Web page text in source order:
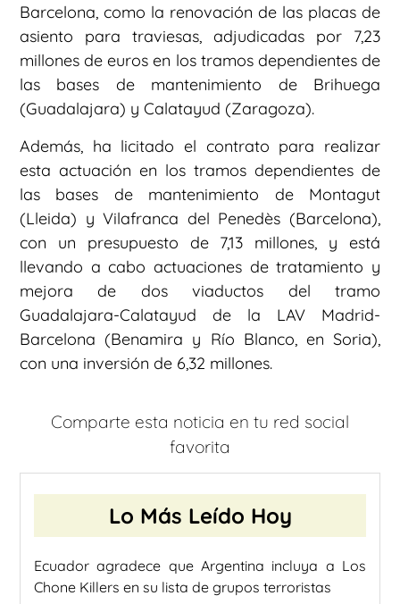
Barcelona, como la renovación de las placas de
asiento para traviesas, adjudicadas por 7,23
millones de euros en los tramos dependientes de
las bases de mantenimiento de Brihuega
(Guadalajara) y Calatayud (Zaragoza).
Además, ha licitado el contrato para realizar
esta actuación en los tramos dependientes de
las bases de mantenimiento de Montagut
(Lleida) y Vilafranca del Penedès (Barcelona),
con un presupuesto de 7,13 millones, y está
llevando a cabo actuaciones de tratamiento y
mejora de dos viaductos del tramo
Guadalajara-Calatayud de la LAV Madrid-
Barcelona (Benamira y Río Blanco, en Soria),
con una inversión de 6,32 millones.
Comparte esta noticia en tu red social
favorita
Lo Más Leído Hoy
Ecuador agradece que Argentina incluya a Los
Chone Killers en su lista de grupos terroristas